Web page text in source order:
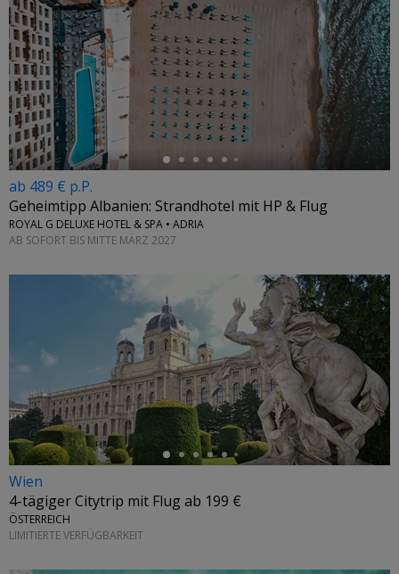
←
ab 489 € p.P.
Geheimtipp Albanien: Strandhotel mit HP & Flug
ROYAL G DELUXE HOTEL & SPA • ADRIA
AB SOFORT BIS MITTE MÄRZ 2027
Wien
4-tägiger Citytrip mit Flug ab 199 €
ÖSTERREICH
LIMITIERTE VERFÜGBARKEIT